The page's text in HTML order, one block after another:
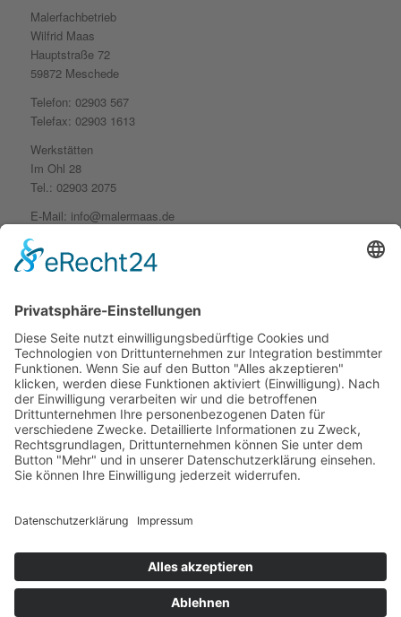
Malerfachbetrieb
Wilfrid Maas
Hauptstraße 72
59872 Meschede
Telefon: 02903 567
Telefax: 02903 1613
Werkstätten
Im Ohl 28
Tel.: 02903 2075
E-Mail: info@malermaas.de
LINKS
Kontakt
Impressum
Datenschutz
Garant für Schönheit und Schutz!